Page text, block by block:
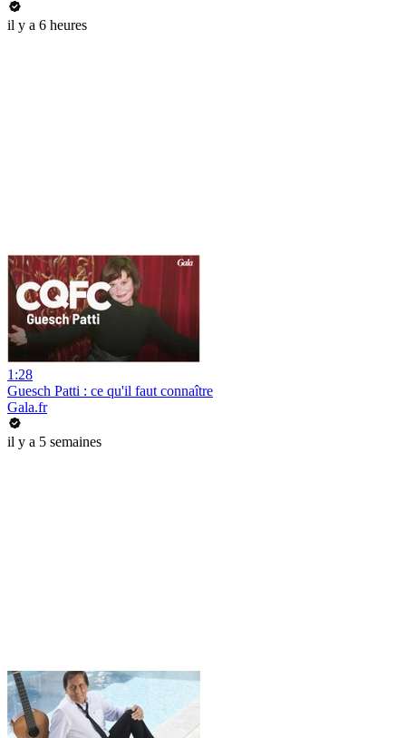
il y a 6 heures
1:28
Guesch Patti : ce qu'il faut connaître
Gala.fr
il y a 5 semaines